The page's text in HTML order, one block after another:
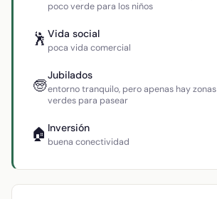
poco verde para los niños
🕺 Vida social
poca vida comercial
🧓
Jubilados
entorno tranquilo, pero apenas hay zonas
verdes para pasear
🏠 Inversión
buena conectividad